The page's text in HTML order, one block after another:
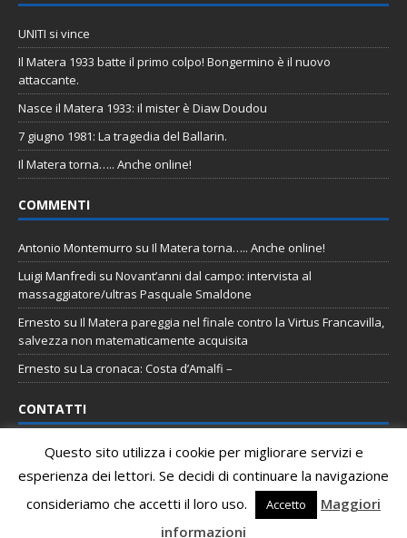
UNITI si vince
Il Matera 1933 batte il primo colpo! Bongermino è il nuovo
attaccante.
Nasce il Matera 1933: il mister è Diaw Doudou
7 giugno 1981: La tragedia del Ballarin.
Il Matera torna….. Anche online!
COMMENTI
Antonio Montemurro su Il Matera torna….. Anche online!
Luigi Manfredi su Novant’anni dal campo: intervista al
massaggiatore/ultras Pasquale Smaldone
Ernesto su Il Matera pareggia nel finale contro la Virtus Francavilla,
salvezza non matematicamente acquisita
Ernesto su La cronaca: Costa d’Amalfi –
CONTATTI
Email:staff@tifomatera.it
Pagina Facebook http://www.facebook.com/TifoMatera
Questo sito utilizza i cookie per migliorare servizi e
esperienza dei lettori. Se decidi di continuare la navigazione
consideriamo che accetti il loro uso.
Accetto
Maggiori
informazioni